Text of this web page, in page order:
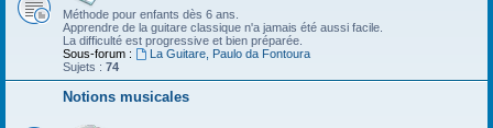
Méthode pour enfants dès 6 ans.
Apprendre de la guitare classique n'a jamais été aussi facile.
La difficulté est progressive et bien préparée.
Sous-forum :
La Guitare, Paulo da Fontoura
Sujets : 74
Notions musicales